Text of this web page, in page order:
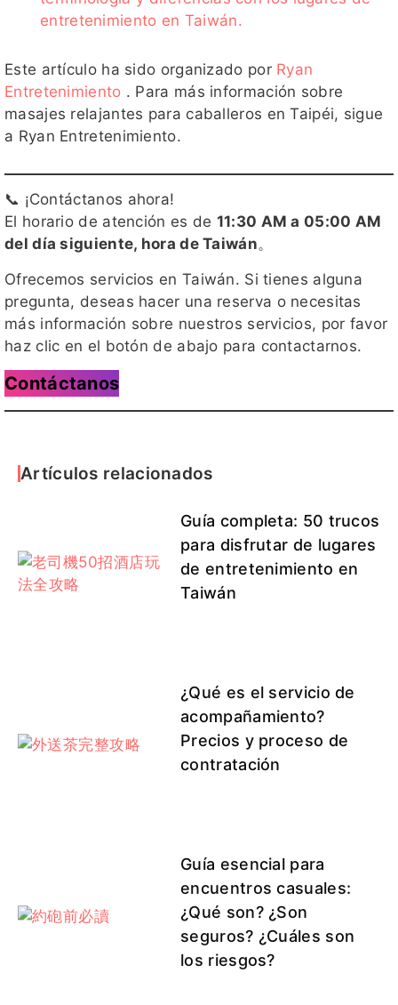
entretenimiento en Taiwán.
Este artículo ha sido organizado por Ryan
Entretenimiento . Para más información sobre
masajes relajantes para caballeros en Taipéi, sigue
a Ryan Entretenimiento.
📞 ¡Contáctanos ahora!
El horario de atención es de 11:30 AM a 05:00 AM
del día siguiente, hora de Taiwán。
Ofrecemos servicios en Taiwán. Si tienes alguna
pregunta, deseas hacer una reserva o necesitas
más información sobre nuestros servicios, por favor
haz clic en el botón de abajo para contactarnos.
Contáctanos
Artículos relacionados
Guía completa: 50 trucos
para disfrutar de lugares
de entretenimiento en
Taiwán
¿Qué es el servicio de
acompañamiento?
Precios y proceso de
contratación
Guía esencial para
encuentros casuales:
¿Qué son? ¿Son
seguros? ¿Cuáles son
los riesgos?